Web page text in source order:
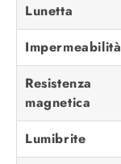
Lunetta
Impermeabilità
Resistenza
magnetica
Lumibrite